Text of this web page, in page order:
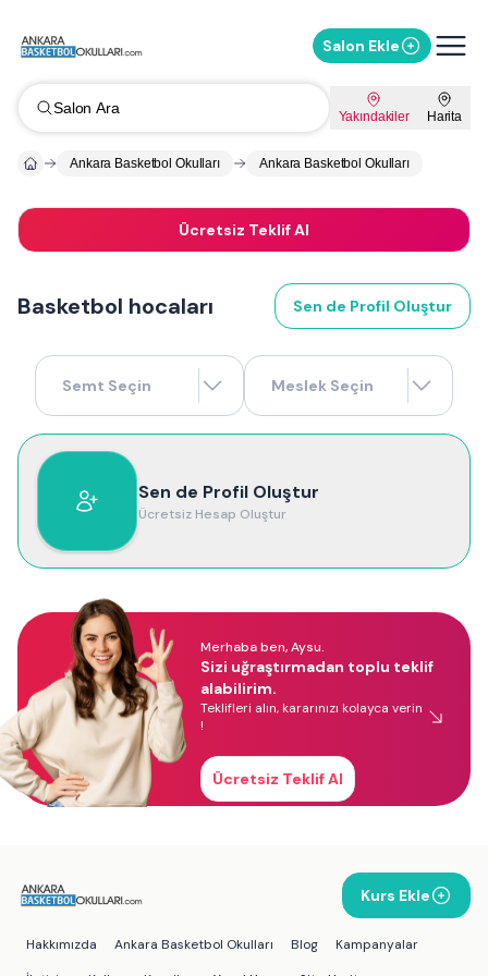
Salon Ekle
Salon Ara Yakındakiler Harita
Ankara Basketbol Okulları Ankara Basketbol Okulları
Ücretsiz Teklif Al
Basketbol hocaları Sen de Profil Oluştur
Semt Seçin Meslek Seçin
Sen de Profil Oluştur
Ücretsiz Hesap Oluştur
Merhaba ben, Aysu.
Sizi uğraştırmadan toplu teklif
alabilirim.
Teklifleri alın, kararınızı kolayca verin
!
Ücretsiz Teklif Al
Kurs Ekle
Hakkımızda Ankara Basketbol Okulları Blog
Kampanyalar